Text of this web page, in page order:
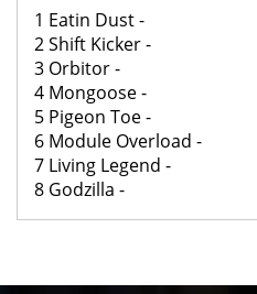
1 Eatin Dust -
2 Shift Kicker -
3 Orbitor -
4 Mongoose -
5 Pigeon Toe -
6 Module Overload -
7 Living Legend -
8 Godzilla -